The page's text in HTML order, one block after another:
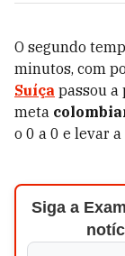
O segundo
minutos, com
Suíça passou a
meta
o 0 a 0 e levar
Siga a